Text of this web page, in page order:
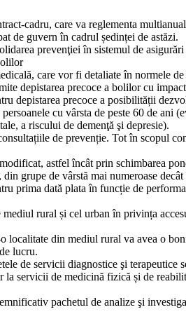
cadru, care va reglementa
de guvern în cadrul ședinței de astăzi.
prevenţiei în sistemul de
care vor fi detaliate în normele
depistarea precoce a bolilor cu
depistarea precoce a posibilității
cu vârsta de peste 60 de
a riscului de demenţă şi depresie).
de prevenție. Tot în scopul
astfel încât prin schimbarea
grupe de vârstă mai numeroase decât
prima dată plata în funcție de
rural și cel urban în privința
localitate din mediul rural va avea o
lucru.
de servicii diagnostice şi
la servicii de medicină fizică și de
pachetul de analize şi